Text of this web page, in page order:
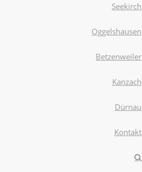
Seekirch
Oggelshausen
Betzenweiler
Kanzach
Dürnau
Kontakt